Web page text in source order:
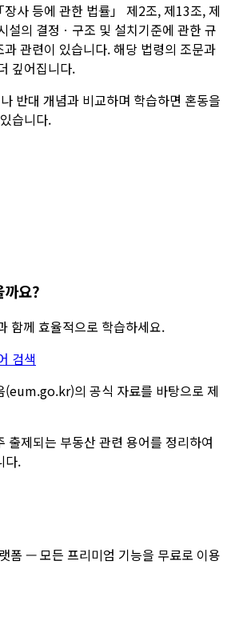
「장사 등에 관한 법률」 제2조, 제13조, 제
설의 결정ㆍ구조 및 설치기준에 관한 규
과 관련이 있습니다. 해당 법령의 조문과
깊어집니다.
반대 개념과 비교하며 학습하면 혼동을
습니다.
요?
함께 효율적으로 학습하세요.
검색
(eum.go.kr)의 공식 자료를 바탕으로 제
출제되는 부동산 관련 용어를 정리하여
다.
폼 — 모든 프리미엄 기능을 무료로 이용